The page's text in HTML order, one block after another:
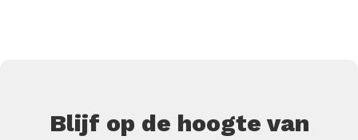
Blijf op de hoogte van